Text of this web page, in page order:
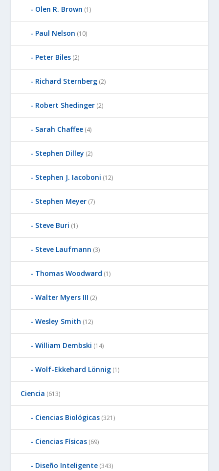
Olen R. Brown (1)
Paul Nelson (10)
Peter Biles (2)
Richard Sternberg (2)
Robert Shedinger (2)
Sarah Chaffee (4)
Stephen Dilley (2)
Stephen J. Iacoboni (12)
Stephen Meyer (7)
Steve Buri (1)
Steve Laufmann (3)
Thomas Woodward (1)
Walter Myers III (2)
Wesley Smith (12)
William Dembski (14)
Wolf-Ekkehard Lönnig (1)
Ciencia (613)
Ciencias Biológicas (321)
Ciencias Físicas (69)
Diseño Inteligente (343)